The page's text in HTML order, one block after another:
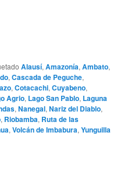
Alausí,Amazonía,Ambato,
,Cascada de Peguche,
,Cotacachi,Cuyabeno,
Agrio, Lago San Pablo, Laguna
,Nanegal,Nariz del Diablo,
, Riobamba, Ruta de las
,Volcán de Imbabura,Yunguilla